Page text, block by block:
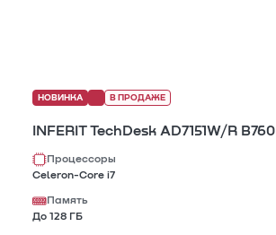
НОВИНКА В ПРОДАЖЕ
INFERIT TechDesk AD7151W/R B760
Процессоры
Celeron-Core i7
Память
До 128 ГБ